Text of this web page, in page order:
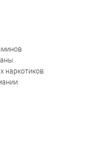
наркотиков